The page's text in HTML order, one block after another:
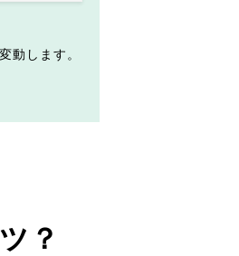
動します。
？